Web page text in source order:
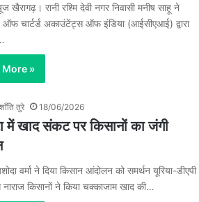
खैरागढ़। रानी रश्मि देवी नगर निवासी मनीष साहू ने
चार्टर्ड अकाउंटेंट्स ऑफ इंडिया (आईसीएआई) द्वारा
More »
तुरे 18/06/2026
में खाद संकट पर किसानों का जंगी
वर्मा ने दिया किसान आंदोलन को समर्थन यूरिया-डीएपी
किसानों ने किया चक्काजाम खाद की…